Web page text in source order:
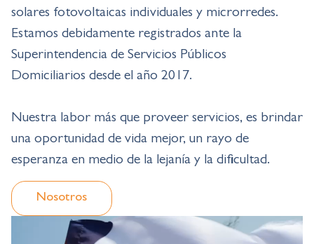
solares fotovoltaicas individuales y microrredes.
Estamos debidamente registrados ante la
Superintendencia de Servicios Públicos
Domiciliarios desde el año 2017.
Nuestra labor más que proveer servicios, es brindar
una oportunidad de vida mejor, un rayo de
esperanza en medio de la lejanía y la dificultad.
Nosotros